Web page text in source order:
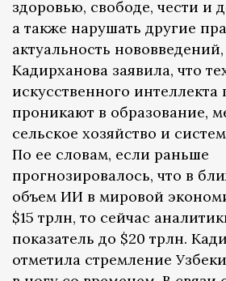
здоровью, свободе, чести и
а также нарушать другие
актуальность
Кадирханова заявила, что
искусственного интеллекта
проникают в образование,
сельское хозяйство и
По ее словам, если раньше
прогнозировалось, что в
объем ИИ в мировой
$15 трлн, то сейчас
показатель до $20 трлн.
отметила стремление